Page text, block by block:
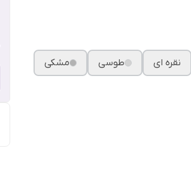
نقره ای طوسی
مشکی